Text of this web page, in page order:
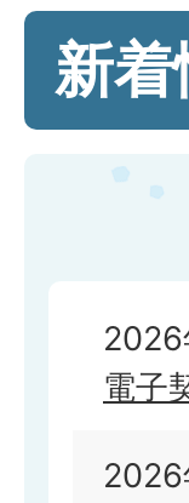
新
2026
電子